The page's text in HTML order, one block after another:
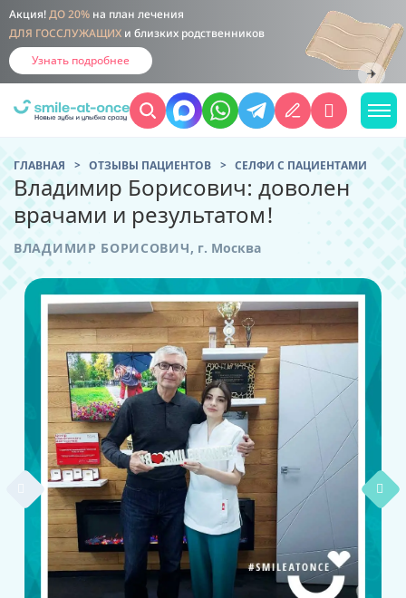
Акция! ДО 20% на план лечения
ДЛЯ ГОССЛУЖАЩИХ и близких родственников
Узнать подробнее
ГЛАВНАЯ ОТЗЫВЫ ПАЦИЕНТОВ CЕЛФИ С ПАЦИЕНТАМИ
Владимир Борисович: доволен
врачами и результатом!
ВЛАДИМИР БОРИСОВИЧ, г. Москва